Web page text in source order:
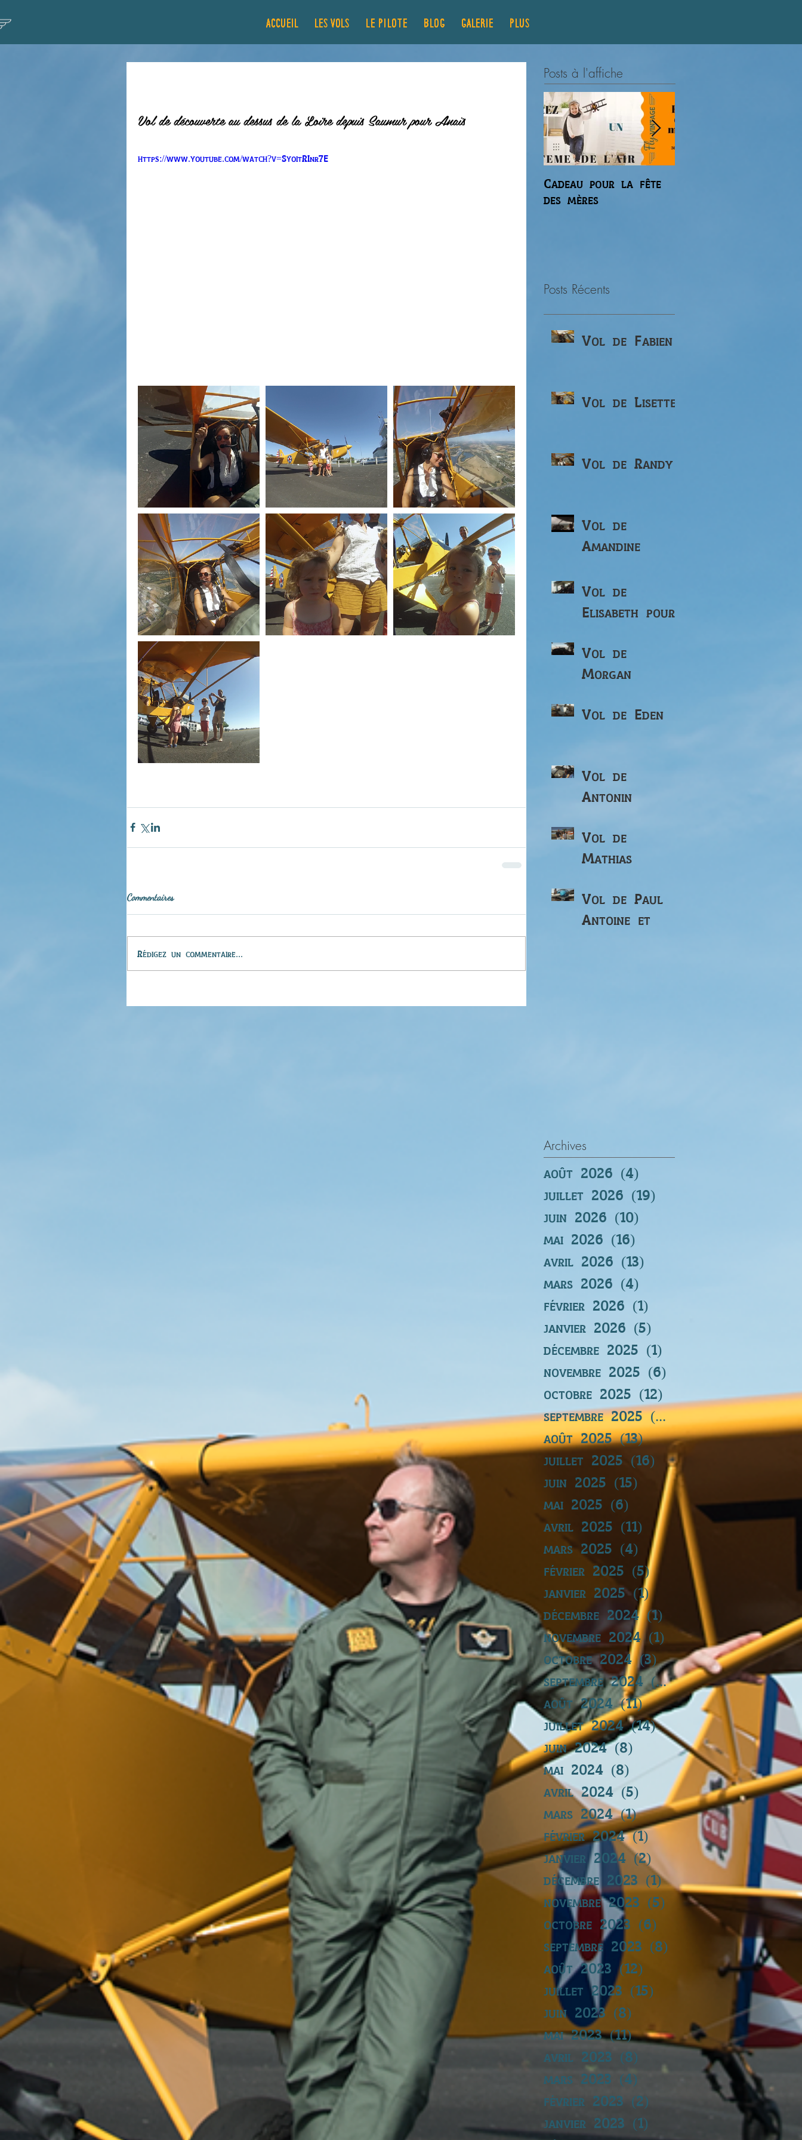
ACCUEIL LES VOLS Le pilote Blog GALERIE Plus...
Vol de découverte au dessus de la Loire depuis Saumur pour Anaïs
https://www.youtube.com/watch?v=SyoitRInr7E
Commentaires
Rédigez un commentaire...
Posts à l'affiche
Cadeau pour la fête
des mères
Posts Récents
Vol de Fabien
Vol de Lisette
Vol de Randy
Vol de
Amandine
Vol de
Elisabeth pour
Vol de
Morgan
Vol de Eden
Vol de
Antonin
Vol de
Mathias
Vol de Paul
Antoine et
Archives
août 2026 (4)
juillet 2026 (19)
juin 2026 (10)
mai 2026 (16)
avril 2026 (13)
mars 2026 (4)
février 2026 (1)
janvier 2026 (5)
décembre 2025 (1)
novembre 2025 (6)
octobre 2025 (12)
septembre 2025 (12)
12 posts
août 2025 (13)13 posts
juillet 2025 (16) 16 posts
juin 2025 (15) 15 posts
mai 2025 (6) 6 posts
avril 2025 (11) 11 posts
mars 2025 (4) 4 posts
février 2025 (5)5 posts
janvier 2025 (1)1 post
décembre 2024 (1) 1 post
novembre 2024 (1) 1 post
octobre 2024 (3)3 posts
septembre 2024 (11)
11 posts
août 2024 (11)11 posts
juillet 2024 (14)14 posts
juin 2024 (8) 8 posts
mai 2024 (8)
avril 2024 (5) 5 posts
mars 2024 (1)1 post
février 2024 (1) 1 post
janvier 2024 (2) 2 posts
décembre 2023 (1)1 post
novembre 2023 (5) 5 posts
octobre 2023 (6)
septembre 2023 (8)
août 2023 (12)
juillet 2023 (15)
juin 2023 (8)
mai 2023 (11)11 posts
avril 2023 (8)
mars 2023 (4) 4 posts
février 2023 (2)
janvier 2023 (1)